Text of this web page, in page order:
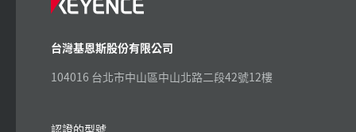
台灣基恩斯股份有限公司
104016 台北市中山區中山北路二段42號12樓
認證的型號